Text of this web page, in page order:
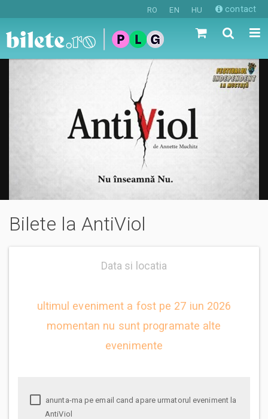
RO EN HU contact
Bilete la AntiViol
Data si locatia
ultimul eveniment a fost pe 27 iun 2026
momentan nu sunt programate alte
evenimente
AntiViol